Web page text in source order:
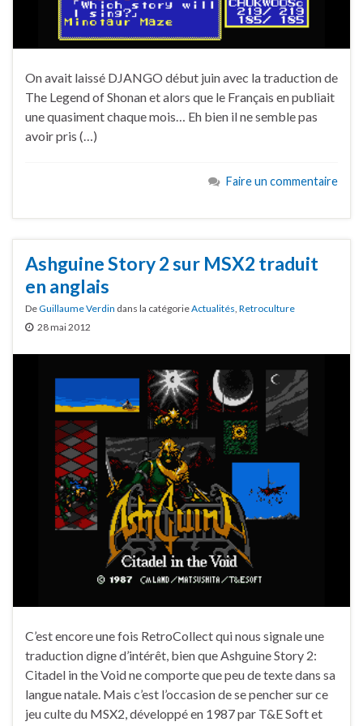
On avait laissé DJANGO début juin avec la traduction de
The Legend of Shonan et alors que le Français en publiait
une quasiment chaque mois… Eh bien il ne semble pas
avoir pris (…)
Faire un commentaire
Ashguine Story 2 sur MSX2 traduit
en anglais
DeGuillaume Verdin dans la catégorieActualités Retroculture
28 mai 2012
C’est encore une fois RetroCollect qui nous signale une
traduction digne d’intérêt, bien que Ashguine Story 2:
Citadel in the Void ne comporte que peu de texte dans sa
langue natale. Mais c’est l’occasion de se pencher sur ce
jeu culte du MSX2, développé en 1987 par T&E Soft et